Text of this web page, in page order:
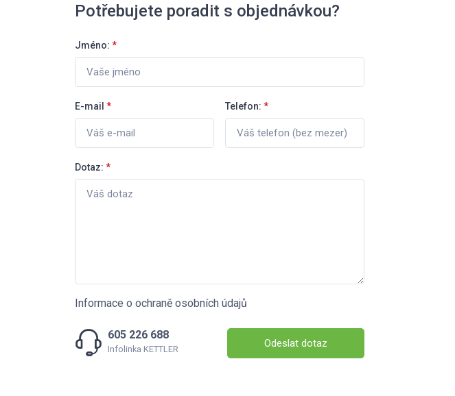
Potřebujete poradit s objednávkou?
Jméno: *
E-mail * Telefon: *
Dotaz: *
Informace o ochraně osobních údajů
605 226 688
Infolinka KETTLER Odeslat dotaz